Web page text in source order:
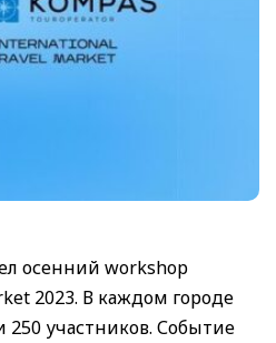
осенний workshop
2023. В каждом городе
участников. Событие